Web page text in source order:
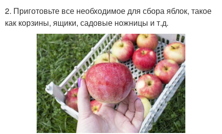
2. Приготовьте все необходимое для сбора яблок, такое
как корзины, ящики, садовые ножницы и т.д.